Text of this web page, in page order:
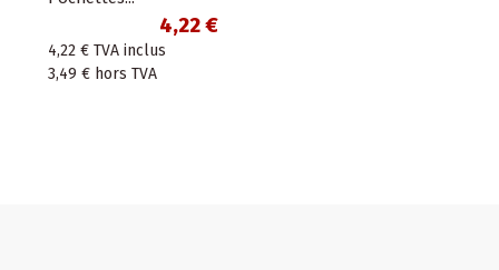
4,22 €
4,22 € TVA inclus
3,49 € hors TVA